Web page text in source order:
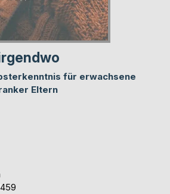
für erwachsene
Eltern